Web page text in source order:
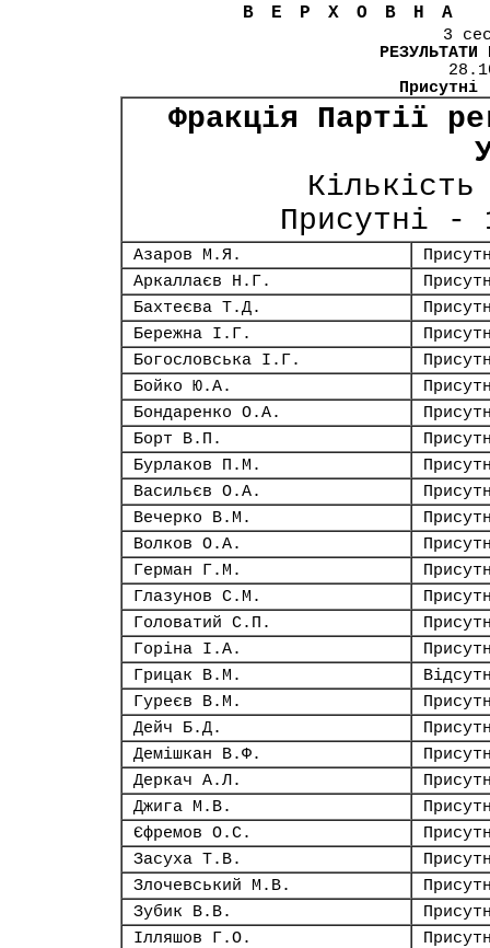
3
РЕЗУЛЬТАТИ
Фракція Партії
Присутні
Азаров М.Я.
Аркаллаєв Н.Г.
Бахтеєва Т.Д.
Бережна І.Г.
Богословська І.Г.
Бойко Ю.А.
Бондаренко О.А.
Борт В.П.
Бурлаков П.М.
Васильєв О.А.
Вечерко В.М.
Волков О.А.
Герман Г.М.
Глазунов С.М.
Головатий С.П.
Горіна І.А.
Грицак В.М.
Гуреєв В.М.
Дейч Б.Д.
Демішкан В.Ф.
Деркач А.Л.
Джига М.В.
Єфремов О.С.
Засуха Т.В.
Злочевський М.В.
Зубик В.В.
Ілляшов Г.О.